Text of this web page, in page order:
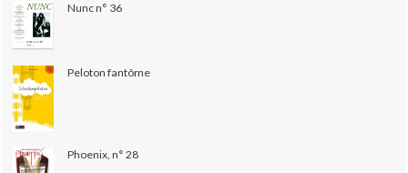
Nunc n° 36
Peloton fantôme
Phoenix, n° 28